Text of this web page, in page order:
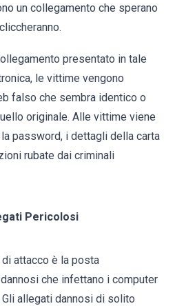
un collegamento che sperano
presentato in tale
le vittime vengono
falso che sembra identico o
originale. Alle vittime viene
password, i dettagli della carta
rubate dai criminali
Pericolosi
attacco è la posta
che infettano i computer
allegati dannosi di solito